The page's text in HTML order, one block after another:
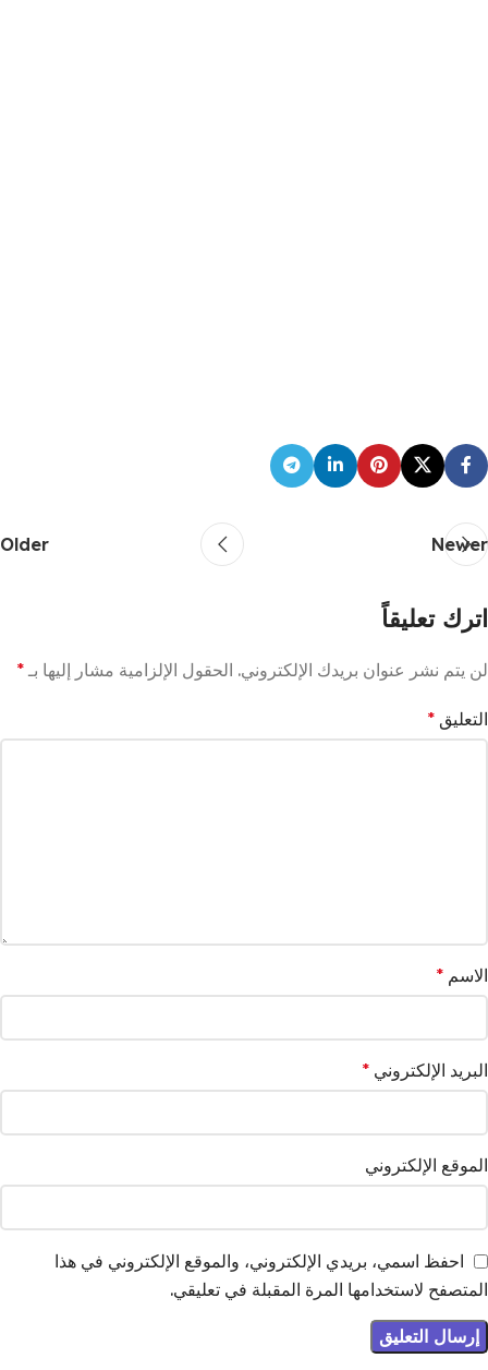
Newer
Older
اترك تعليقاً
لن يتم نشر عنوان بريدك الإلكتروني. الحقول الإلزامية مشار إليها بـ *
التعليق *
الاسم *
البريد الإلكتروني *
الموقع الإلكتروني
احفظ اسمي، بريدي الإلكتروني، والموقع الإلكتروني في هذا
المتصفح لاستخدامها المرة المقبلة في تعليقي.